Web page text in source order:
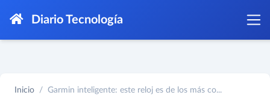
Diario Tecnología
Inicio Garmin inteligente: este reloj es de los más co...